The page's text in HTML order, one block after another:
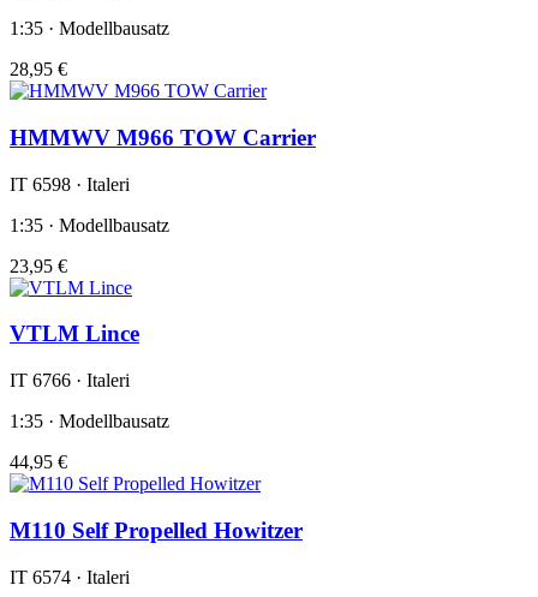
1:35 · Modellbausatz
28,95 €
HMMWV M966 TOW Carrier
IT 6598 · Italeri
1:35 · Modellbausatz
23,95 €
VTLM Lince
IT 6766 · Italeri
1:35 · Modellbausatz
44,95 €
M110 Self Propelled Howitzer
IT 6574 · Italeri